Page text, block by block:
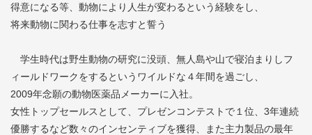
得意になる等、動物により人生が変わるという経験をし、
将来動物に関わる仕事を志すと誓う
学生時代は野生動物の研究に没頭、無人島や山で寝泊まりしフ
ィールドワークをするというワイルドな４年間を過ごし、
2009年念願の動物医薬品メーカーに入社。
女性トップセールスとして、プレゼンコンテストで１位、3年連続
優勝するなど数々のインセンティブを獲得、また主力製品の最年